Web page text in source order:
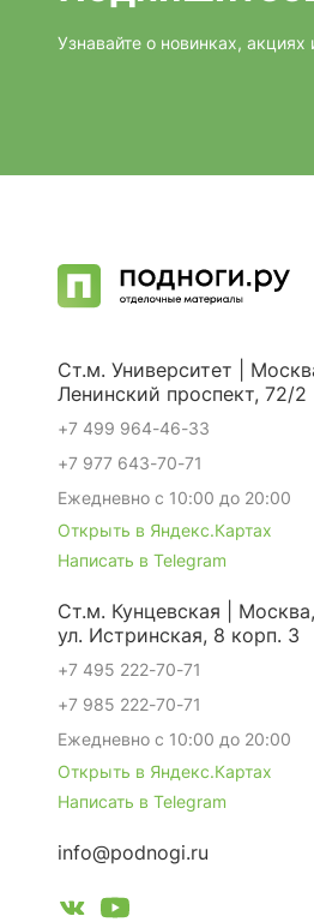
Узнавайте о новинках,
Ст.м. Университет |
Ленинский проспект, 72/2
+7 499 964-46-33
+7 977 643-70-71
Ежедневно с 10:00 до 20:00
Открыть в Яндекс.Картах
Написать в Telegram
Ст.м. Кунцевская | Москва,
ул. Истринская, 8 корп. 3
+7 495 222-70-71
+7 985 222-70-71
Ежедневно с 10:00 до 20:00
Открыть в Яндекс.Картах
Написать в Telegram
info@podnogi.ru